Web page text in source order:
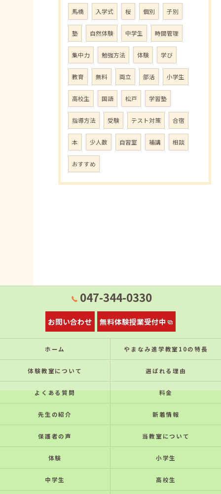
馬橋 入学式 桜 個別 子別
塾 自然体験 中学生 時間管理
集中力 勉強方法 体験 学び
教育 無料 両立 部活 小学生
高校生 国語 松戸 学習塾
指導方法 受験 テスト対策 合宿
本 少人数 自習室 補講 相談
おすすめ
047-344-0330
お問い合わせ 無料体験授業受付中
ホーム やまなみ進学教室10の特⻑
体験教室について 選ばれる理由
よくある質問 料金
先生の紹介 新着情報
保護者の声 当教室について
体験 小学生
中学生 高校生